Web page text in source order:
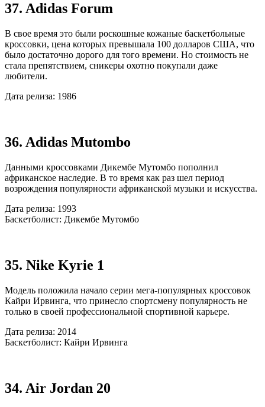
37. Adidas Forum
В свое время это были роскошные кожаные баскетбольные
кроссовки, цена которых превышала 100 долларов США, что
было достаточно дорого для того времени. Но стоимость не
стала препятствием, сникеры охотно покупали даже
любители.
Дата релиза: 1986
36. Adidas Mutombo
Данными кроссовками Дикембе Мутомбо пополнил
африканское наследие. В то время как раз шел период
возрождения популярности африканской музыки и искусства.
Дата релиза: 1993
Баскетболист: Дикембе Мутомбо
35. Nike Kyrie 1
Модель положила начало серии мега-популярных кроссовок
Кайри Ирвинга, что принесло спортсмену популярность не
только в своей профессиональной спортивной карьере.
Дата релиза: 2014
Баскетболист: Кайри Ирвинга
34. Air Jordan 20